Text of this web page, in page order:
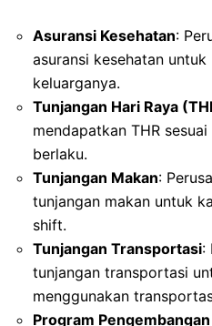
Asuransi Kesehatan:
asuransi kesehatan
keluarganya.
Tunjangan Hari Raya
mendapatkan THR
berlaku.
Tunjangan Makan:
tunjangan makan untuk
shift.
Tunjangan Transportasi:
tunjangan transportasi
menggunakan
Program